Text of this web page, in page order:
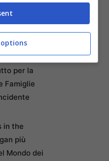
le
Monza e
per la
Famiglie
in the
più
Mondo dei